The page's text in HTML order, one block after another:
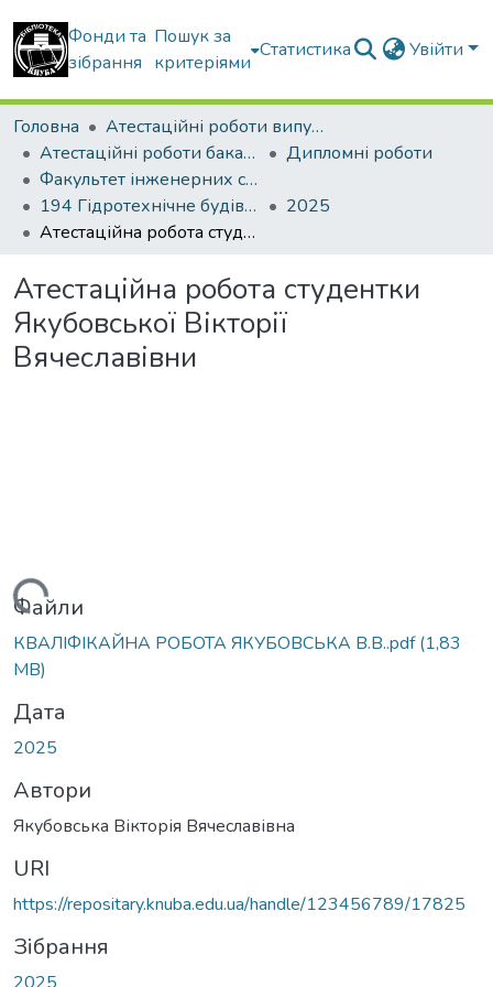
Фонди та
зібрання
Пошук за
критеріями
Статистика Увійти
Головна
Атестаційні роботи випускників
Атестаційні роботи бакалаврів
Дипломні роботи
Факультет інженерних систем та екології
194 Гідротехнічне будівництво, водна інженерія та водні технології. Водогосподарське будівництво і управління водними ресурсами та системами
2025
Атестаційна робота студентки Якубовської Вікторії Вячеславівни
Атестаційна робота студентки
Якубовської Вікторії
Вячеславівни
Вантажиться...
Файли
КВАЛІФІКАЙНА РОБОТА ЯКУБОВСЬКА В.В..pdf(1,83
MB)
Дата
2025
Автори
Якубовська Вікторія Вячеславівна
URI
https://repositary.knuba.edu.ua/handle/123456789/17825
Зібрання